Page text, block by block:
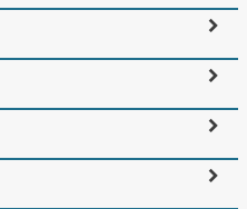
ップ
へ